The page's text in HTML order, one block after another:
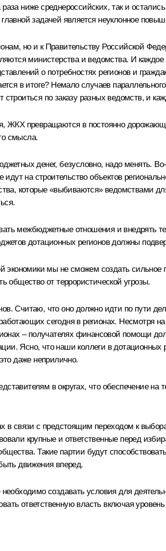
ниже среднероссийских, так и
задачей является неуклонное
но и к Правительству Российской
министерства и ведомства. И
о потребностях регионов и
в итоге? Немало случаев
по заказу разных ведомств, и
ЖКХ превращаются в постоянно
смысла.
денег, безусловно, надо менять.
идут на строительство объектов
которые «выбиваются» ведомствами
межбюджетные отношения и внедрять
дотационных регионов должны
экономики мы не сможем создать
общество от террористической угрозы.
Считаю, что оно должно идти по пути
сегодня в регионах.
– получателях финансовой помощи
Ясно, что наши коллеги в
даже неприлично.
в округах, что обеспечение
в связи с предстоящим переходом к
крупные и ответственные перед
Такие партии будут
движения вперед.
создавать условия для
ответственную власть включая